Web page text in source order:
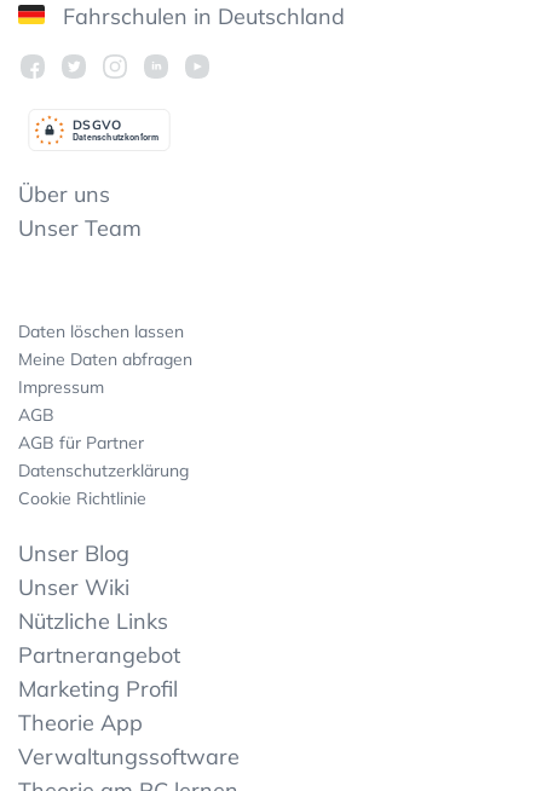
Fahrschulen in Deutschland
Datenschutzkonform
DSGVO
Über uns
Unser Team
Daten löschen lassen
Meine Daten abfragen
Impressum
AGB
AGB für Partner
Datenschutzerklärung
Cookie Richtlinie
Unser Blog
Unser Wiki
Nützliche Links
Partnerangebot
Marketing Profil
Theorie App
Verwaltungssoftware